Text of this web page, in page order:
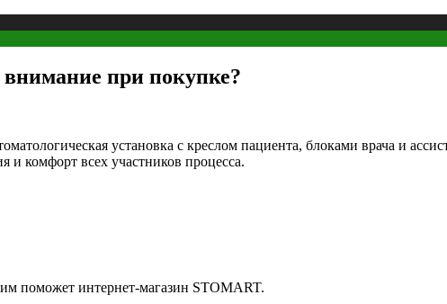
внимание при покупке?
установка с креслом пациента, блоками врача и
и комфорт всех участников процесса.
поможет интернет-магазин STOMART.